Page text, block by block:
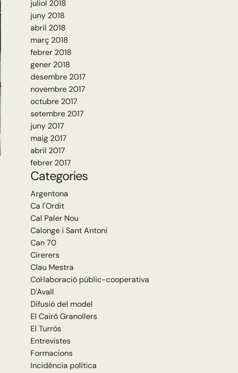
juliol 2018
juny 2018
abril 2018
març 2018
febrer 2018
gener 2018
desembre 2017
novembre 2017
octubre 2017
setembre 2017
juny 2017
maig 2017
abril 2017
febrer 2017
Categories
Argentona
Ca l'Ordit
Cal Paler Nou
Calonge i Sant Antoni
Can 70
Cirerers
Clau Mestra
Col·laboració públic-cooperativa
D'Avall
Difusió del model
El Cairó Granollers
El Turrós
Entrevistes
Formacions
Incidència política